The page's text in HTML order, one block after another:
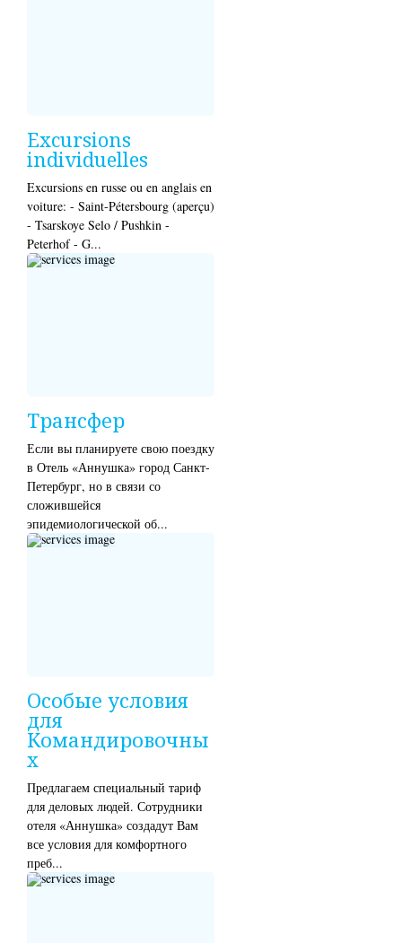
Excursions
individuelles
Excursions en russe ou en anglais en
voiture: - Saint-Pétersbourg (aperçu)
- Tsarskoye Selo / Pushkin -
Peterhof - G...
Трансфер
Если вы планируете свою поездку
в Отель «Аннушка» город Санкт-
Петербург, но в связи со
сложившейся
эпидемиологической об...
Особые условия
для
Командировочны
х
Предлагаем специальный тариф
для деловых людей. Сотрудники
отеля «Аннушка» создадут Вам
все условия для комфортного
преб...